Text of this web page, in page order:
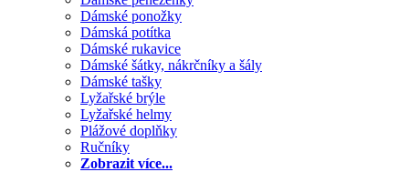
Dámské ponožky
Dámská potítka
Dámské rukavice
Dámské šátky, nákrčníky a šály
Dámské tašky
Lyžařské brýle
Lyžařské helmy
Plážové doplňky
Ručníky
Zobrazit více...